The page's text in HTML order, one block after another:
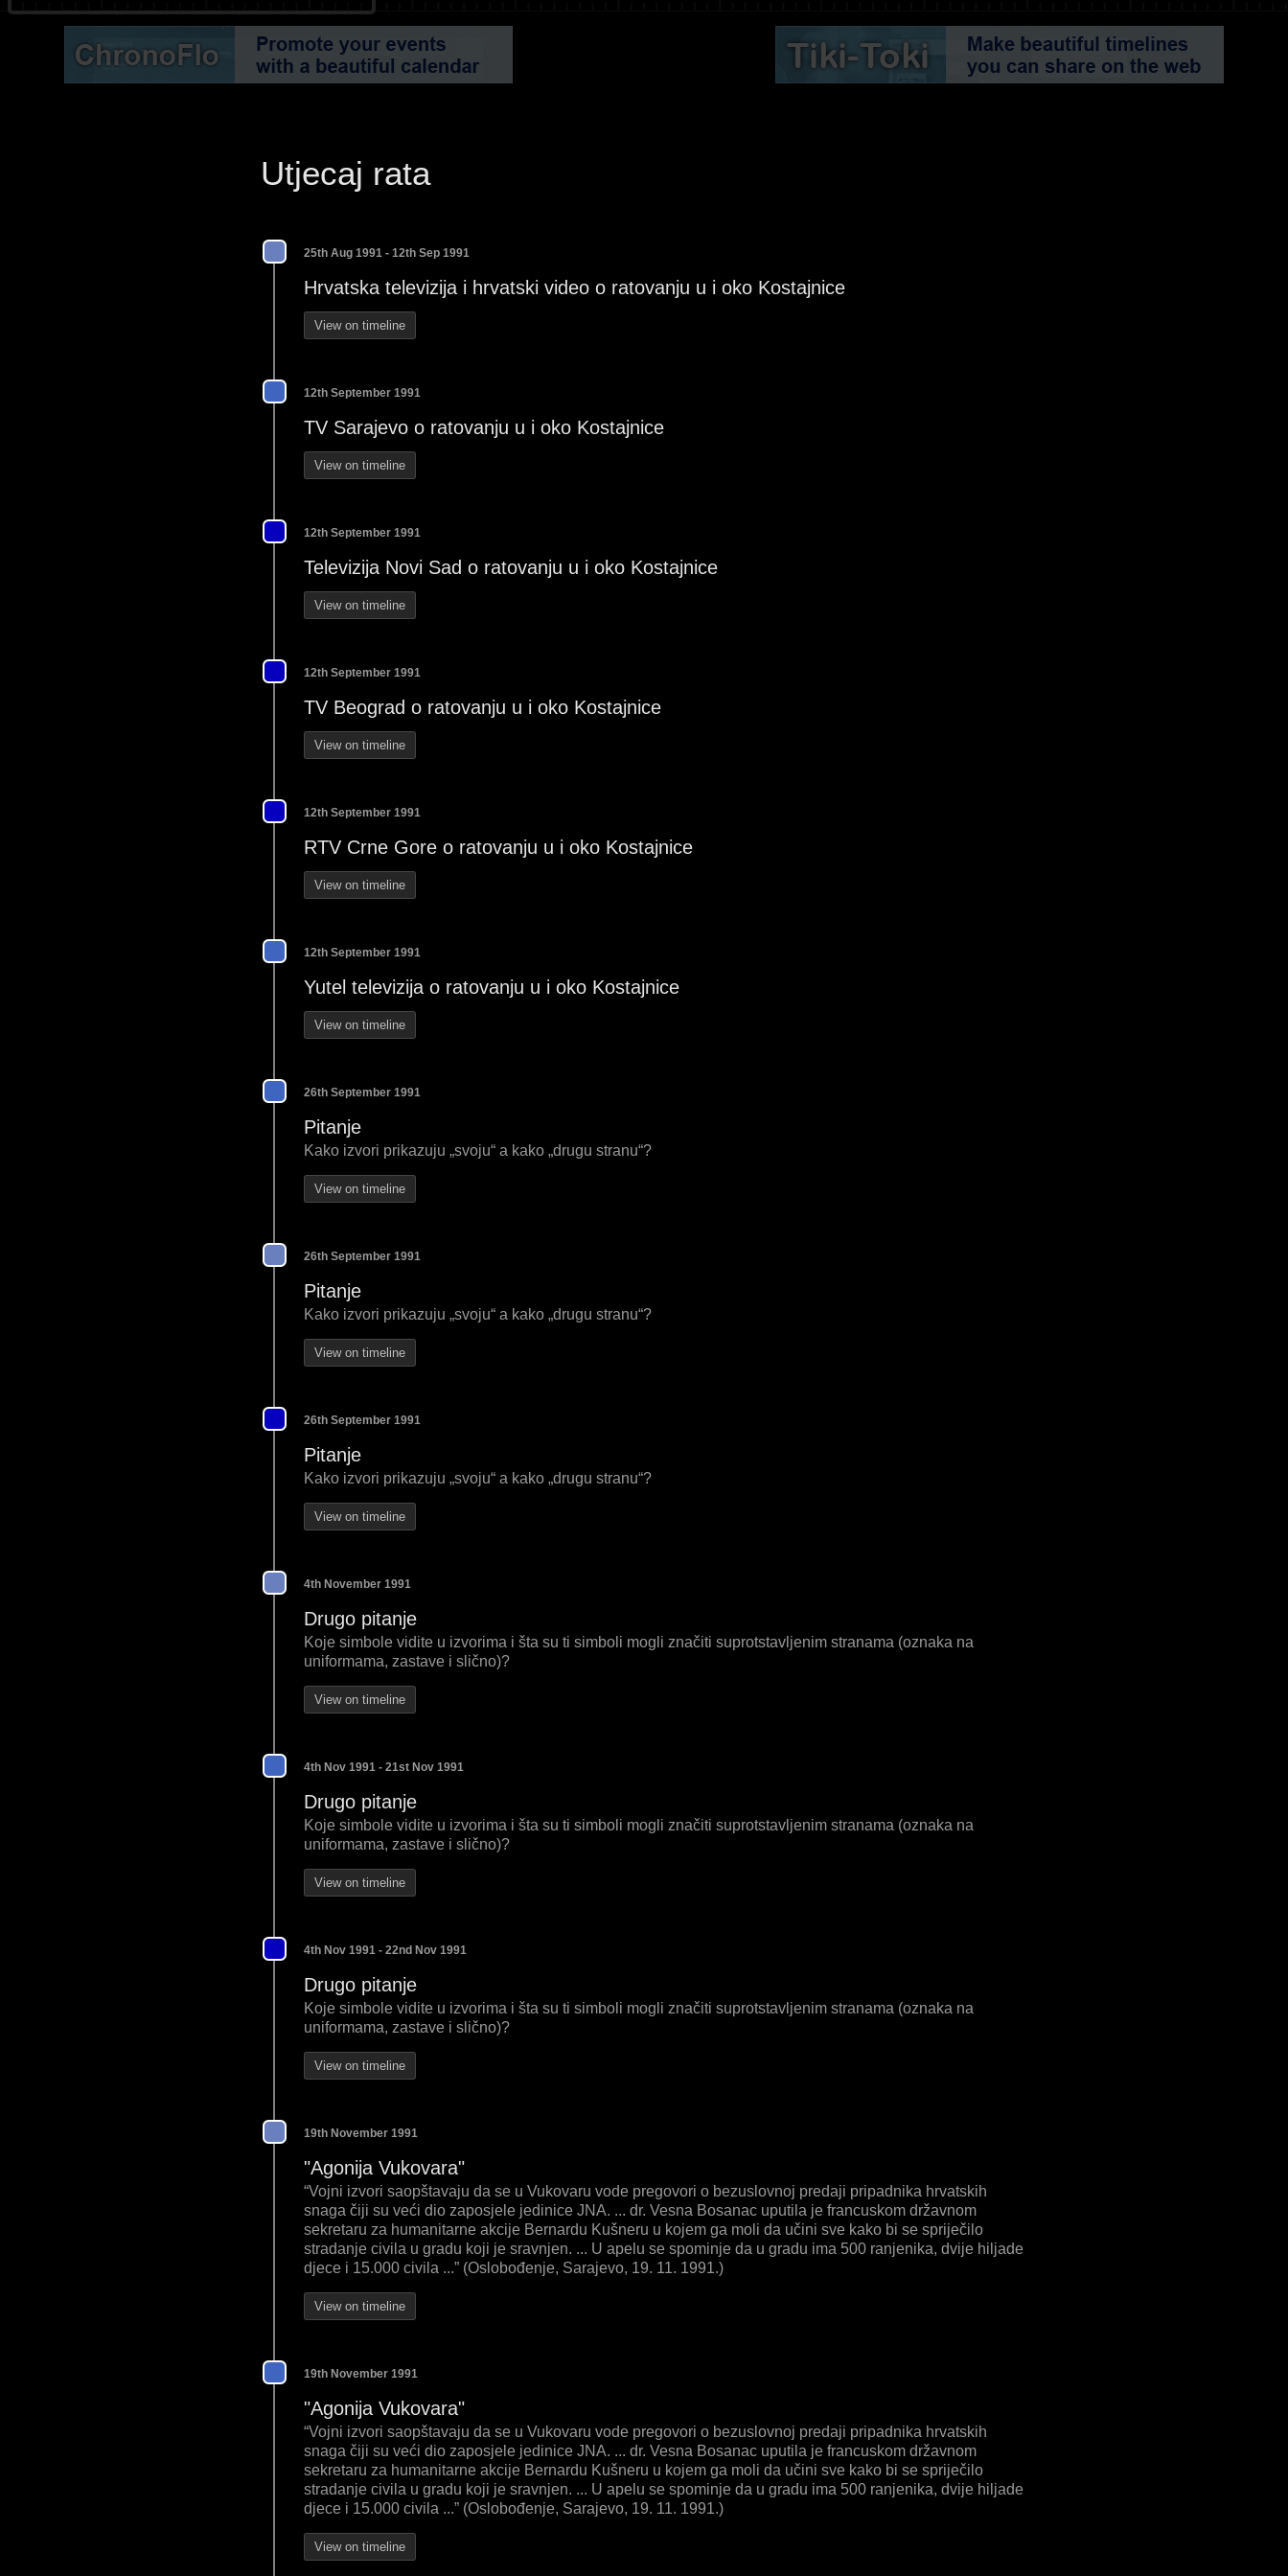
Utjecaj rata
25th Aug 1991 - 12th Sep 1991
Hrvatska televizija i hrvatski video o ratovanju u i oko Kostajnice
View on timeline
12th September 1991
TV Sarajevo o ratovanju u i oko Kostajnice
View on timeline
12th September 1991
Televizija Novi Sad o ratovanju u i oko Kostajnice
View on timeline
12th September 1991
TV Beograd o ratovanju u i oko Kostajnice
View on timeline
12th September 1991
RTV Crne Gore o ratovanju u i oko Kostajnice
View on timeline
12th September 1991
Yutel televizija o ratovanju u i oko Kostajnice
View on timeline
26th September 1991
Pitanje
Kako izvori prikazuju „svoju“ a kako „drugu stranu“?
View on timeline
26th September 1991
Pitanje
Kako izvori prikazuju „svoju“ a kako „drugu stranu“?
View on timeline
26th September 1991
Pitanje
Kako izvori prikazuju „svoju“ a kako „drugu stranu“?
View on timeline
4th November 1991
Drugo pitanje
Koje simbole vidite u izvorima i šta su ti simboli mogli značiti suprotstavljenim stranama (oznaka na
uniformama, zastave i slično)?
View on timeline
4th Nov 1991 - 21st Nov 1991
Drugo pitanje
Koje simbole vidite u izvorima i šta su ti simboli mogli značiti suprotstavljenim stranama (oznaka na
uniformama, zastave i slično)?
View on timeline
4th Nov 1991 - 22nd Nov 1991
Drugo pitanje
Koje simbole vidite u izvorima i šta su ti simboli mogli značiti suprotstavljenim stranama (oznaka na
uniformama, zastave i slično)?
View on timeline
19th November 1991
"Agonija Vukovara"
“Vojni izvori saopštavaju da se u Vukovaru vode pregovori o bezuslovnoj predaji pripadnika hrvatskih
snaga čiji su veći dio zaposjele jedinice JNA. ... dr. Vesna Bosanac uputila je francuskom državnom
sekretaru za humanitarne akcije Bernardu Kušneru u kojem ga moli da učini sve kako bi se spriječilo
stradanje civila u gradu koji je sravnjen. ... U apelu se spominje da u gradu ima 500 ranjenika, dvije hiljade
djece i 15.000 civila ...” (Oslobođenje, Sarajevo, 19. 11. 1991.)
View on timeline
19th November 1991
"Agonija Vukovara"
“Vojni izvori saopštavaju da se u Vukovaru vode pregovori o bezuslovnoj predaji pripadnika hrvatskih
snaga čiji su veći dio zaposjele jedinice JNA. ... dr. Vesna Bosanac uputila je francuskom državnom
sekretaru za humanitarne akcije Bernardu Kušneru u kojem ga moli da učini sve kako bi se spriječilo
stradanje civila u gradu koji je sravnjen. ... U apelu se spominje da u gradu ima 500 ranjenika, dvije hiljade
djece i 15.000 civila ...” (Oslobođenje, Sarajevo, 19. 11. 1991.)
View on timeline